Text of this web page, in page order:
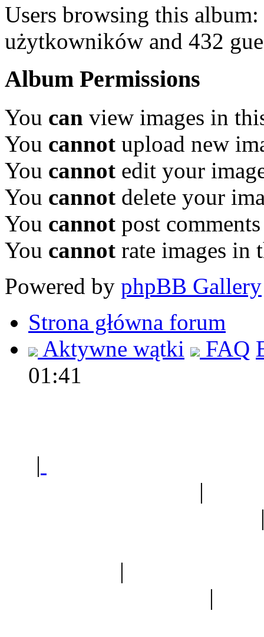
Users browsing this
użytkowników and 432
Album Permissions
You can view images in
You cannot upload new
You cannot edit your
You cannot delete your
You cannot post
You cannot rate images in
Powered by phpBB Gallery
Strona główna forum
Aktywne wątki
FAQ
01:41
|
|
|
|